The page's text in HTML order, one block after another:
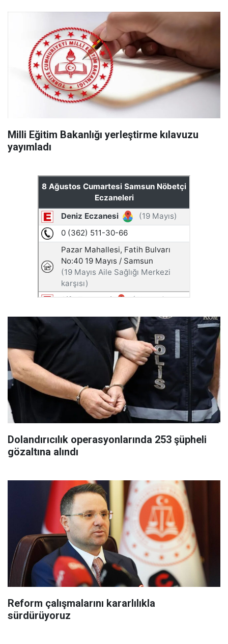
Milli Eğitim Bakanlığı yerleştirme kılavuzu
yayımladı
Dolandırıcılık operasyonlarında 253 şüpheli
gözaltına alındı
Reform çalışmalarını kararlılıkla
sürdürüyoruz